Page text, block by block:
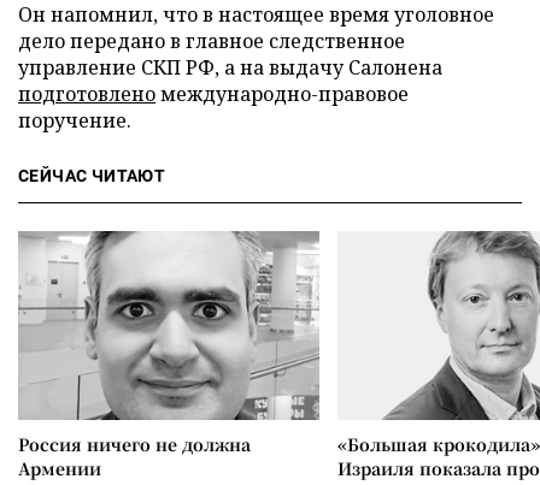
Он напомнил, что в настоящее время уголовное
дело передано в главное следственное
управление СКП РФ, а на выдачу Салонена
подготовленомеждународно-правовое
поручение.
СЕЙЧАС ЧИТАЮТ
Россия ничего не должна
Армении
«Большая
Израиля показала